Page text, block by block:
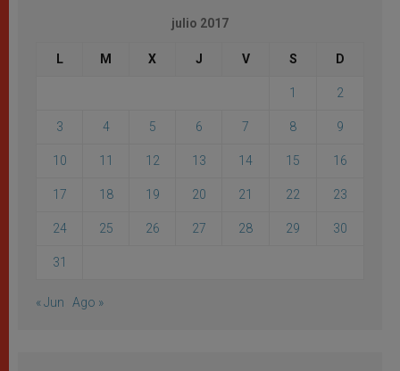
julio 2017
L M X J V S D
1 2
3 4 5 6 7 8 9
10 11 12 13 14 15 16
17 18 19 20 21 22 23
24 25 26 27 28 29 30
31
« Jun Ago »